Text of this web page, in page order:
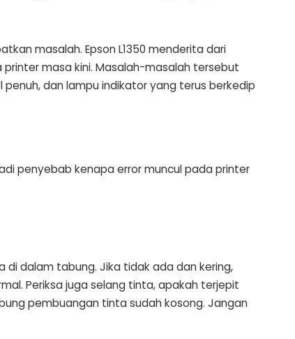
masalah. Epson L1350 menderita dari
masa kini. Masalah-masalah tersebut
dan lampu indikator yang terus berkedip
penyebab kenapa error muncul pada printer
dalam tabung. Jika tidak ada dan kering,
Periksa juga selang tinta, apakah terjepit
pembuangan tinta sudah kosong. Jangan